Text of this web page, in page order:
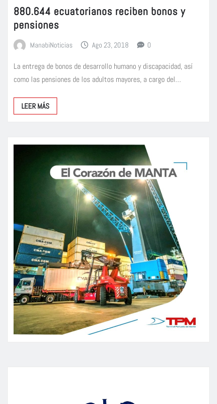
880.644 ecuatorianos reciben bonos y
pensiones
ManabiNoticias Ago 23, 2018 0
La entrega de bonos de desarrollo humano y discapacidad, así
como las pensiones de los adultos mayores, a cargo del…
LEER MÁS